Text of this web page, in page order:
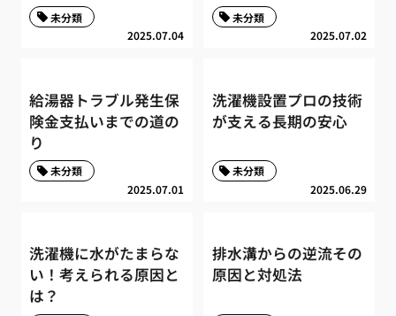
2025.07.04
未分類
2025.07.02
未分類
給湯器トラブル発生保
険金支払いまでの道の
り
2025.07.01
未分類
洗濯機設置プロの技術
が支える長期の安心
2025.06.29
未分類
洗濯機に水がたまらな
い！考えられる原因と
は？
排水溝からの逆流その
原因と対処法